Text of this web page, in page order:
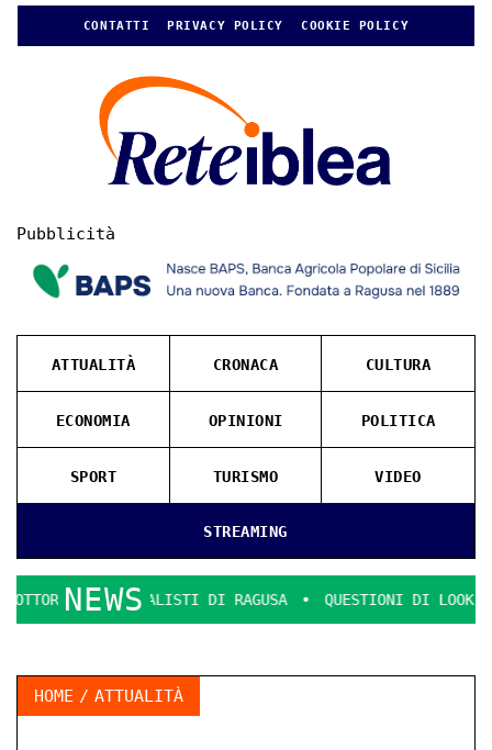
CONTATTI PRIVACY POLICY COOKIE POLICY
Pubblicità
STREAMING
ATTUALITÀ CRONACA CULTURA
ECONOMIA OPINIONI POLITICA
SPORT TURISMO VIDEO
NEWSDI RAGUSA QUESTIONI DI LOOK E DECENZA.
HOME ATTUALITÀ